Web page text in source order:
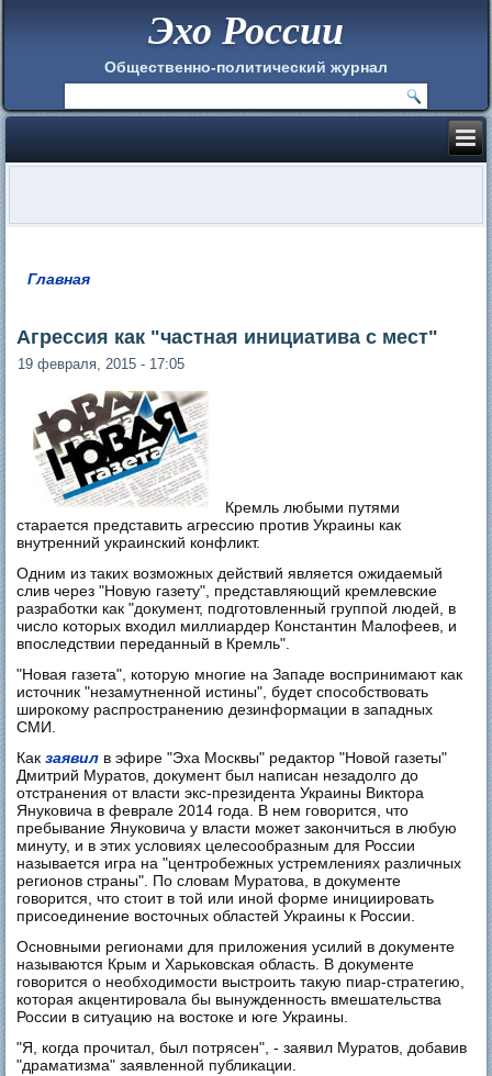
Эхо России
Общественно-политический журнал
Главная
Агрессия как "частная инициатива с мест"
19 февраля, 2015 - 17:05
Кремль любыми путями
старается представить агрессию против Украины как
внутренний украинский конфликт.
Одним из таких возможных действий является ожидаемый
слив через "Новую газету", представляющий кремлевские
разработки как "документ, подготовленный группой людей, в
число которых входил миллиардер Константин Малофеев, и
впоследствии переданный в Кремль".
"Новая газета", которую многие на Западе воспринимают как
источник "незамутненной истины", будет способствовать
широкому распространению дезинформации в западных
СМИ.
Как заявил в эфире "Эха Москвы" редактор "Новой газеты"
Дмитрий Муратов, документ был написан незадолго до
отстранения от власти экс-президента Украины Виктора
Януковича в феврале 2014 года. В нем говорится, что
пребывание Януковича у власти может закончиться в любую
минуту, и в этих условиях целесообразным для России
называется игра на "центробежных устремлениях различных
регионов страны". По словам Муратова, в документе
говорится, что стоит в той или иной форме инициировать
присоединение восточных областей Украины к России.
Основными регионами для приложения усилий в документе
называются Крым и Харьковская область. В документе
говорится о необходимости выстроить такую пиар-стратегию,
которая акцентировала бы вынужденность вмешательства
России в ситуацию на востоке и юге Украины.
"Я, когда прочитал, был потрясен", - заявил Муратов, добавив
"драматизма" заявленной публикации.